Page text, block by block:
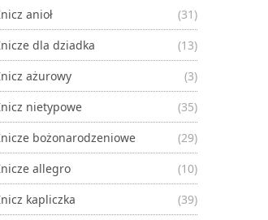
anioł
(31)
dla dziadka
(13)
ażurowy
(3)
nietypowe
(35)
bożonarodzeniowe
(29)
allegro
(10)
kapliczka
(39)